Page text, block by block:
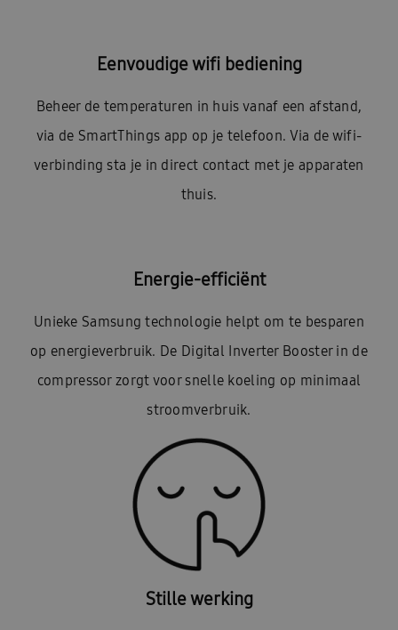
Eenvoudige wifi bediening
Beheer de temperaturen in huis vanaf een afstand,
via de SmartThings app op je telefoon. Via de wifi-
verbinding sta je in direct contact met je apparaten
thuis.
Energie-efficiënt
Unieke Samsung technologie helpt om te besparen
op energieverbruik. De Digital Inverter Booster in de
compressor zorgt voor snelle koeling op minimaal
stroomverbruik.
Stille werking